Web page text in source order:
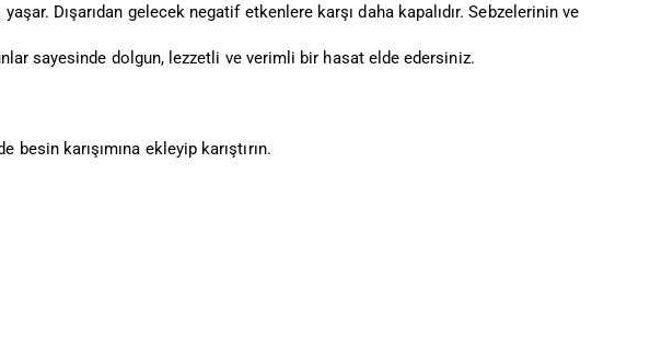
Dışarıdan gelecek negatif etkenlere karşı daha kapalıdır. Sebzelerinin ve
sayesinde dolgun, lezzetli ve verimli bir hasat elde edersiniz.
karışımına ekleyip karıştırın.